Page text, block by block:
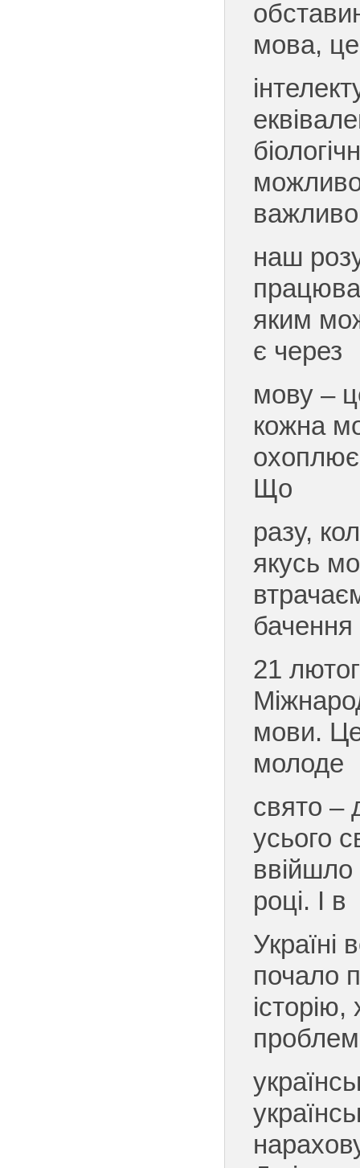
мова, це
наш
яким
є через
мову –
кожна
охоплює
Що
разу,
якусь
бачення
21
мови.
молоде
свято –
усього
ввійшло
році. І в
Україні
почало